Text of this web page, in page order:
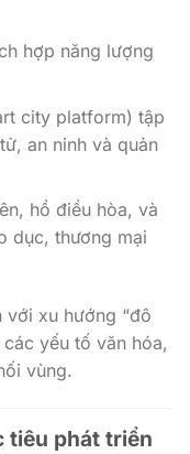
hợp năng lượng
city platform) tập
an ninh và quản
hồ điều hòa, và
dục, thương mại
với xu hướng “đô
yếu tố văn hóa,
vùng.
tiêu phát triển